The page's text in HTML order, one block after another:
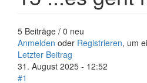
5 Beiträge / 0 neu
Anmelden oder Registrieren, um
Letzter Beitrag
31. August 2025 - 12:52
#1